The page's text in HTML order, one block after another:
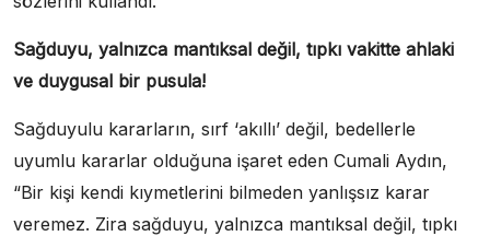
Sağduyu, yalnızca mantıksal değil, tıpkı vakitte ahlaki
ve duygusal bir pusula!
Sağduyulu kararların, sırf ‘akıllı’ değil, bedellerle
uyumlu kararlar olduğuna işaret eden Cumali Aydın,
“Bir kişi kendi kıymetlerini bilmeden yanlışsız karar
veremez. Zira sağduyu, yalnızca mantıksal değil, tıpkı